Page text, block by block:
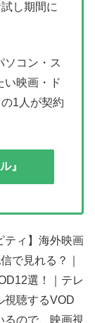
し期間に
ソコン・ス
い映画・ド
1人が契約
』
ティ】海外映画
で見れる？｜
選！｜テレ
視聴するVOD
るので、映画視